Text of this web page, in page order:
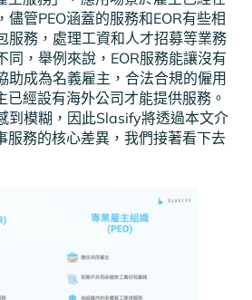
儘管PEO涵蓋的服務和EOR有些相
服務，處理工資和人才招募等業務
同，舉例來說，EOR服務能讓沒有
助成為名義雇主，合法合規的僱用
已經設有海外公司才能提供服務。
到模糊，因此Slasify將透過本文介
服務的核心差異，我們接著看下去